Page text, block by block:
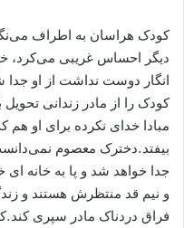
کودک هراسان به اطراف
دیگر احساس غریبی می‌کرد،
انگار دوست نداشت از او جدا
کودک را از مادر زندانی
مبادا خدای نکرده برای او
بیفتد.دخترک معصوم
جدا خواهد شد و پا به خانه
و نیم قد منتظرش هستند و
فراق دردناک مادر سپری